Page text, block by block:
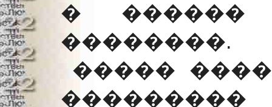
� ������
��������.
�����